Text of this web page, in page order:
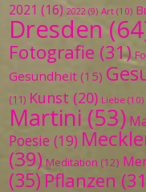
2021 (16) 2022 (9) Art (10)
Dresden
Fotografie (31)
Gesundheit (15)
(11) Kunst (20) Liebe (10)
Martini (53)
Poesie (19)
(39) Meditation (12)
(35) Pflanzen